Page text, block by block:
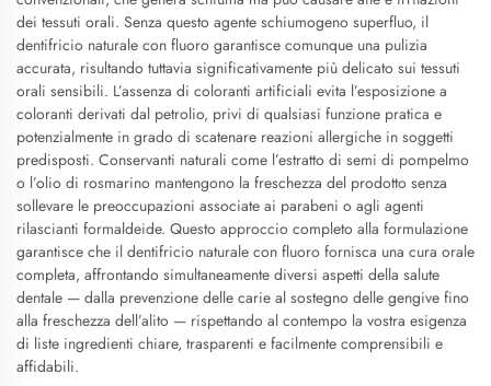
dei tessuti orali. Senza questo agente schiumogeno superfluo, il
dentifricio naturale con fluoro garantisce comunque una pulizia
accurata, risultando tuttavia significativamente più delicato sui tessuti
orali sensibili. L’assenza di coloranti artificiali evita l’esposizione a
coloranti derivati dal petrolio, privi di qualsiasi funzione pratica e
potenzialmente in grado di scatenare reazioni allergiche in soggetti
predisposti. Conservanti naturali come l’estratto di semi di pompelmo
o l’olio di rosmarino mantengono la freschezza del prodotto senza
sollevare le preoccupazioni associate ai parabeni o agli agenti
rilascianti formaldeide. Questo approccio completo alla formulazione
garantisce che il dentifricio naturale con fluoro fornisca una cura orale
completa, affrontando simultaneamente diversi aspetti della salute
dentale — dalla prevenzione delle carie al sostegno delle gengive fino
alla freschezza dell’alito — rispettando al contempo la vostra esigenza
di liste ingredienti chiare, trasparenti e facilmente comprensibili e
affidabili.